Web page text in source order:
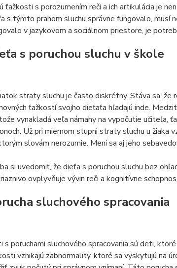
ťažkosti s porozumením reči a ich artikulácia je
s týmto prahom sluchu správne fungovalo, musí
v jazykovom a sociálnom priestore, je
s poruchou sluchu v škole
straty sluchu je často diskrétny. Stáva sa,
ťažkostí svojho dieťaťa hľadajú inde.
vynakladá veľa námahy na vypočutie učiteľa,
Už pri miernom stupni straty sluchu u žiaka
slovám nerozumie. Mení sa aj jeho
si uvedomiť, že dieťa s poruchou sluchu bez
ovplyvňuje vývin reči a kognitívne
sluchového spracovania
s poruchami sluchového spracovania sú deti,
vznikajú zabnormality, ktoré sa vyskytujú na